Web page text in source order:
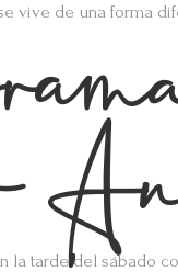
vive de una forma
la tarde del sábado